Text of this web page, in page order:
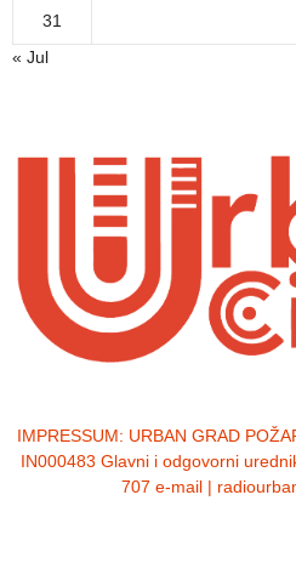
31
« Jul
IMPRESSUM: URBAN GRAD
IN000483 Glavni i odgovorni
707 e-mail |